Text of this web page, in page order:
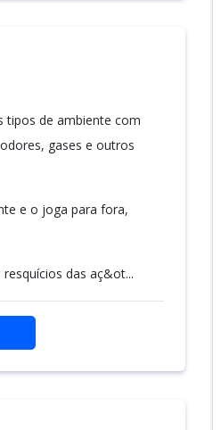
tipos de ambiente com
gases e outros
e o joga para fora,
das aç&ot...